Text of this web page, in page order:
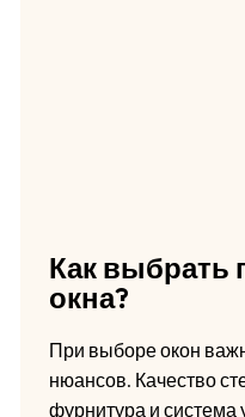
Как выбрать
окна?
При выборе окон
нюансов. Качество
фурнитура и система